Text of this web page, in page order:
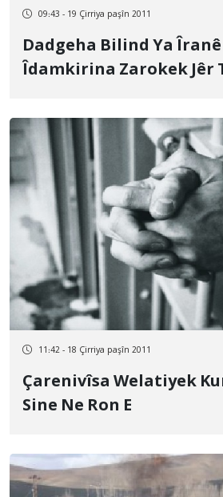
09:43 - 19 Çirriya paşîn 2011
Dadgeha Bilind Ya
Îdamkirina Zarokek Jêr
11:42 - 18 Çirriya paşîn 2011
Çarenivîsa Welatiyek
Sine Ne Ron E